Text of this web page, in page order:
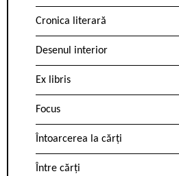
Cronica literară
Desenul interior
Ex libris
Focus
Întoarcerea la cărți
Între cărți